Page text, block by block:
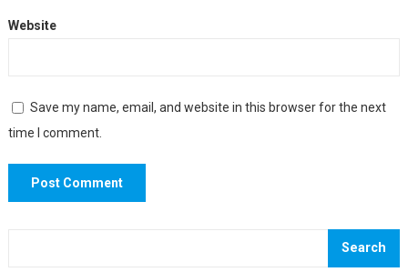
Website
Save my name, email, and website in this browser for the next
time I comment.
Search